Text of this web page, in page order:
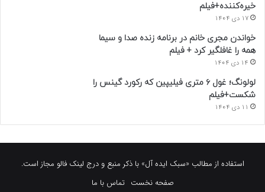
خیره‌کننده+فیلم
17 دی 1404
خواندن مجری خانم در برنامه زنده صدا و سیما
همه را غافلگیر کرد + فیلم
14 دی 1404
لولونگ؛ غول ۶ متری فیلیپین که رکورد گینس را
شکست+فیلم
11 دی 1404
استفاده از مطالب «سبک ایده آل» با ذکر منبع و درج لینک فالو مجاز است.
صفحه نخست تماس با ما